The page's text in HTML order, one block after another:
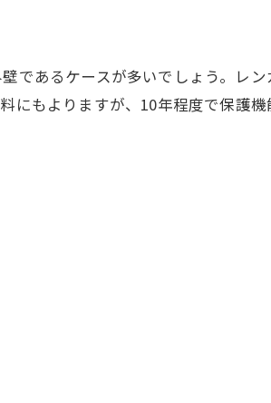
であるケースが多いでしょう。レン
にもよりますが、10年程度で保護機